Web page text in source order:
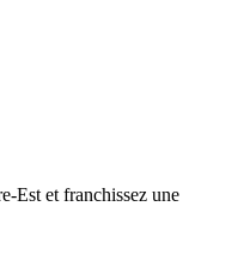
Est et franchissez une